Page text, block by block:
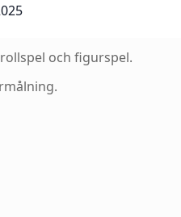
och figurspel.